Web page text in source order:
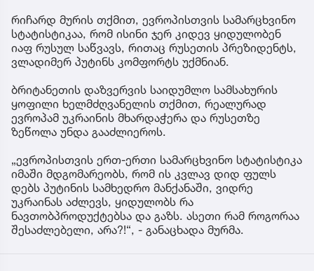
რიჩარდ მურის თქმით, ევროპისთვის სამარცხვინო
სტატისტიკაა, რომ ისინი ჯერ კიდევ ყიდულობენ
იაფ რუსულ საწვავს, რითაც რუსეთის პრეზიდენტს,
ვლადიმერ პუტინს კომფორტს უქმნიან.
ბრიტანეთის დაზვერვის საიდუმლო სამსახურის
ყოფილი ხელმძღვანელის თქმით, რეალურად
ევროპამ უკრაინის მხარდაჭერა და რუსეთზე
ზეწოლა უნდა გააძლიეროს.
„ევროპისთვის ერთ-ერთი სამარცხვინო სტატისტიკა
იმაში მდგომარეობს, რომ ის კვლავ დიდ ფულს
დებს პუტინის სამხედრო მანქანაში, ვიდრე
უკრაინას აძლევს, ყიდულობს რა
ნავთობპროდუქტებსა და გაზს. ასეთი რამ როგორაა
შესაძლებელი, არა?!“, - განაცხადა მურმა.